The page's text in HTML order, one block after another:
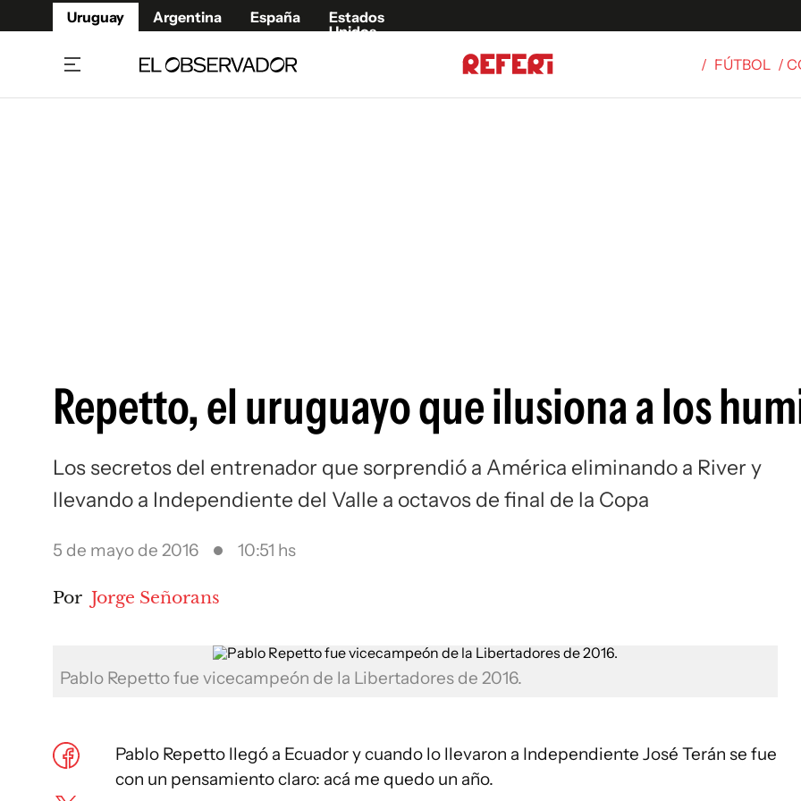
Uruguay Argentina España
Estados
Unidos
/ FÚTBOL /
Repetto, el uruguayo que ilusiona a los
Los secretos del entrenador que sorprendió a América eliminando a River y
llevando a Independiente del Valle a octavos de final de la Copa
5 de mayo de 2016 10:51 hs
Por Jorge Señorans
Pablo Repetto fue vicecampeón de la Libertadores de 2016.
Pablo Repetto llegó a Ecuador y cuando lo llevaron a Independiente José Terán se fue
con un pensamiento claro: acá me quedo un año.